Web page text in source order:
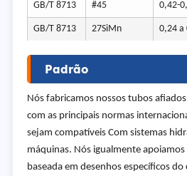
GB/T 8713 #45 0,42-
GB/T 8713 27SiMn 0,24 a
Padrão
Nós fabricamos nossos tubos
com as principais normas
sejam compatíveis Com sistemas
máquinas. Nós igualmente
baseada em desenhos específicos do